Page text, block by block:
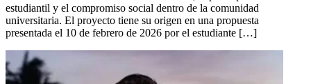
estudiantil y el compromiso social dentro de la comunidad
universitaria. El proyecto tiene su origen en una propuesta
presentada el 10 de febrero de 2026 por el estudiante […]